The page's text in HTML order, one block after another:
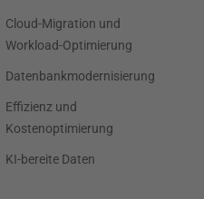
Cloud-Migration und
Workload-Optimierung
Datenbankmodernisierung
Effizienz und
Kostenoptimierung
KI-bereite Daten